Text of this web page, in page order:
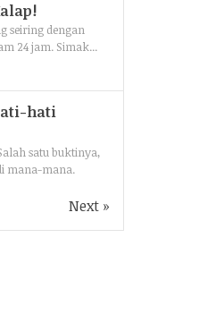
seiring dengan
24 jam. Simak...
hati
satu buktinya,
mana-mana.
Next »